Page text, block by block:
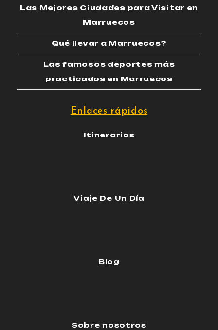
Las Mejores Ciudades para Visitar en
Marruecos
Qué llevar a Marruecos?
Las famosos deportes más
practicados en Marruecos
Enlaces rápidos
Itinerarios
Viaje De Un Día
Blog
Sobre nosotros